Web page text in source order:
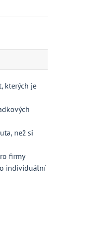
kterých je
než si
firmy
individuální